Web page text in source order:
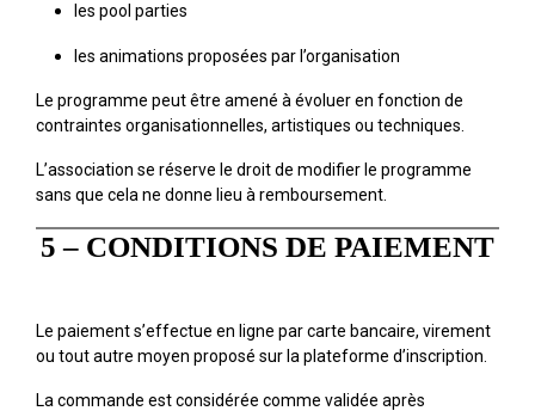
les pool parties
les animations proposées par l’organisation
Le programme peut être amené à évoluer en fonction de
contraintes organisationnelles, artistiques ou techniques.
L’association se réserve le droit de modifier le programme
sans que cela ne donne lieu à remboursement.
5 – CONDITIONS DE PAIEMENT
Le paiement s’effectue en ligne par carte bancaire, virement
ou tout autre moyen proposé sur la plateforme d’inscription.
La commande est considérée comme validée après